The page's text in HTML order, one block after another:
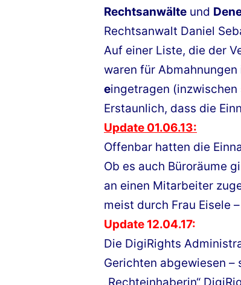
Rechtsanwälte und
Rechtsanwalt Daniel
Auf einer Liste, die der
waren für Abmahnungen
eingetragen
Erstaunlich, dass die
Update 01.06.13:
Offenbar hatten die
Ob es auch Büroräume
an einen Mitarbeiter
meist durch Frau Eisele
Update 12.04.17:
Die DigiRights
Gerichten abgewiesen –
„Rechteinhaberin“